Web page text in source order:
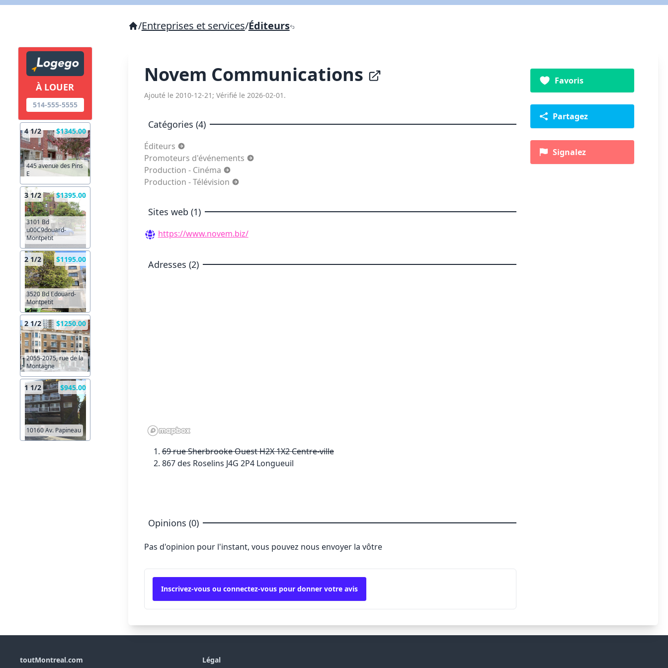
À LOUER
514-555-5555
4 1/2 $1345.00
445 avenue des Pins
E
3 1/2 $1395.00
3101 Bd
u00C9douard-
Montpetit
2 1/2 $1195.00
3520 Bd Edouard-
Montpetit
2 1/2 $1250.00
2055-2075, rue de la
Montagne
1 1/2 $945.00
10160 Av. Papineau
/Entreprises et services/Éditeurs
Novem Communications
Ajouté le 2010-12-21; Vérifié le 2026-02-01.
Catégories (4)
Éditeurs
Promoteurs d'événements
Production - Cinéma
Production - Télévision
Sites web (1)
https://www.novem.biz/
Adresses (2)
69 rue Sherbrooke Ouest H2X 1X2 Centre-ville
867 des Roselins J4G 2P4 Longueuil
Opinions (0)
Pas d'opinion pour l'instant, vous pouvez nous envoyer la vôtre
Inscrivez-vous ou connectez-vous pour donner votre avis
Favoris
Partagez
Signalez
toutMontreal.com Légal
X Fermer